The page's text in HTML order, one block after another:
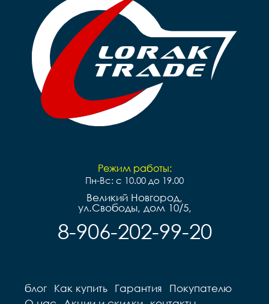
Режим работы:
Пн-Вс: с 10.00 до 19.00
Великий Новгород,
ул.Свободы, дом 10/5,
8-906-202-99-20
блог Как купить Гарантия
Покупателю